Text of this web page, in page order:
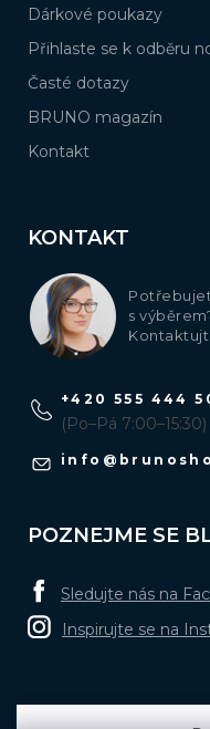
Dárkové poukazy
Přihlaste se k odběru
Časté dotazy
BRUNO magazín
Kontakt
KONTAKT
s
info @
+420 555 444
(Po–Pá 7:00–15:30)
POZNEJME SE
Sledujte nás na
Inspirujte se na